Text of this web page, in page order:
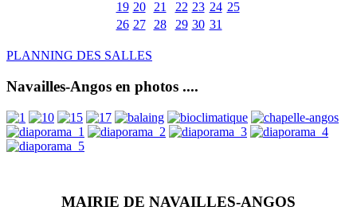
19 20 21 22 23 24 25
26 27 28 29 30 31
PLANNING DES SALLES
Navailles-Angos en photos ....
MAIRIE DE NAVAILLES-ANGOS